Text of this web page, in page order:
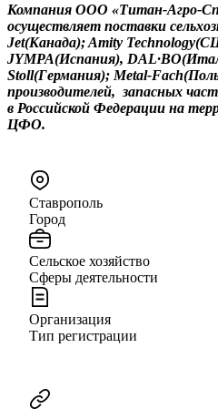
Компания ООО «Титан-Агро-
осуществляет поставки
Jet(Канада); Amity
JYMPA(Испания),
Stoll(Германия); Metal-
производителей, запасных
в Российской Федерации на
ЦФО.
Ставрополь
Город
Сельское хозяйство
Сферы деятельности
Организация
Тип регистрации